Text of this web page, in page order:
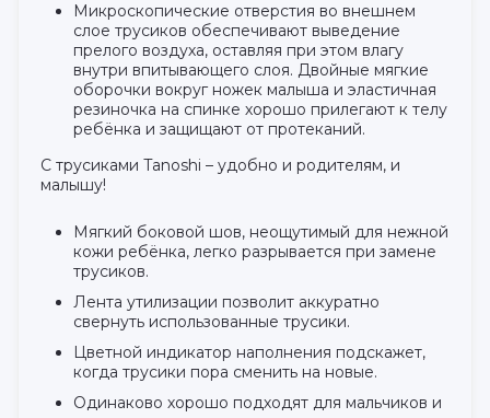
Микроскопические отверстия во внешнем
слое трусиков обеспечивают выведение
прелого воздуха, оставляя при этом влагу
внутри впитывающего слоя. Двойные мягкие
оборочки вокруг ножек малыша и эластичная
резиночка на спинке хорошо прилегают к телу
ребёнка и защищают от протеканий.
С трусиками Tanoshi – удобно и родителям, и
малышу!
Мягкий боковой шов, неощутимый для нежной
кожи ребёнка, легко разрывается при замене
трусиков.
Лента утилизации позволит аккуратно
свернуть использованные трусики.
Цветной индикатор наполнения подскажет,
когда трусики пора сменить на новые.
Одинаково хорошо подходят для мальчиков и